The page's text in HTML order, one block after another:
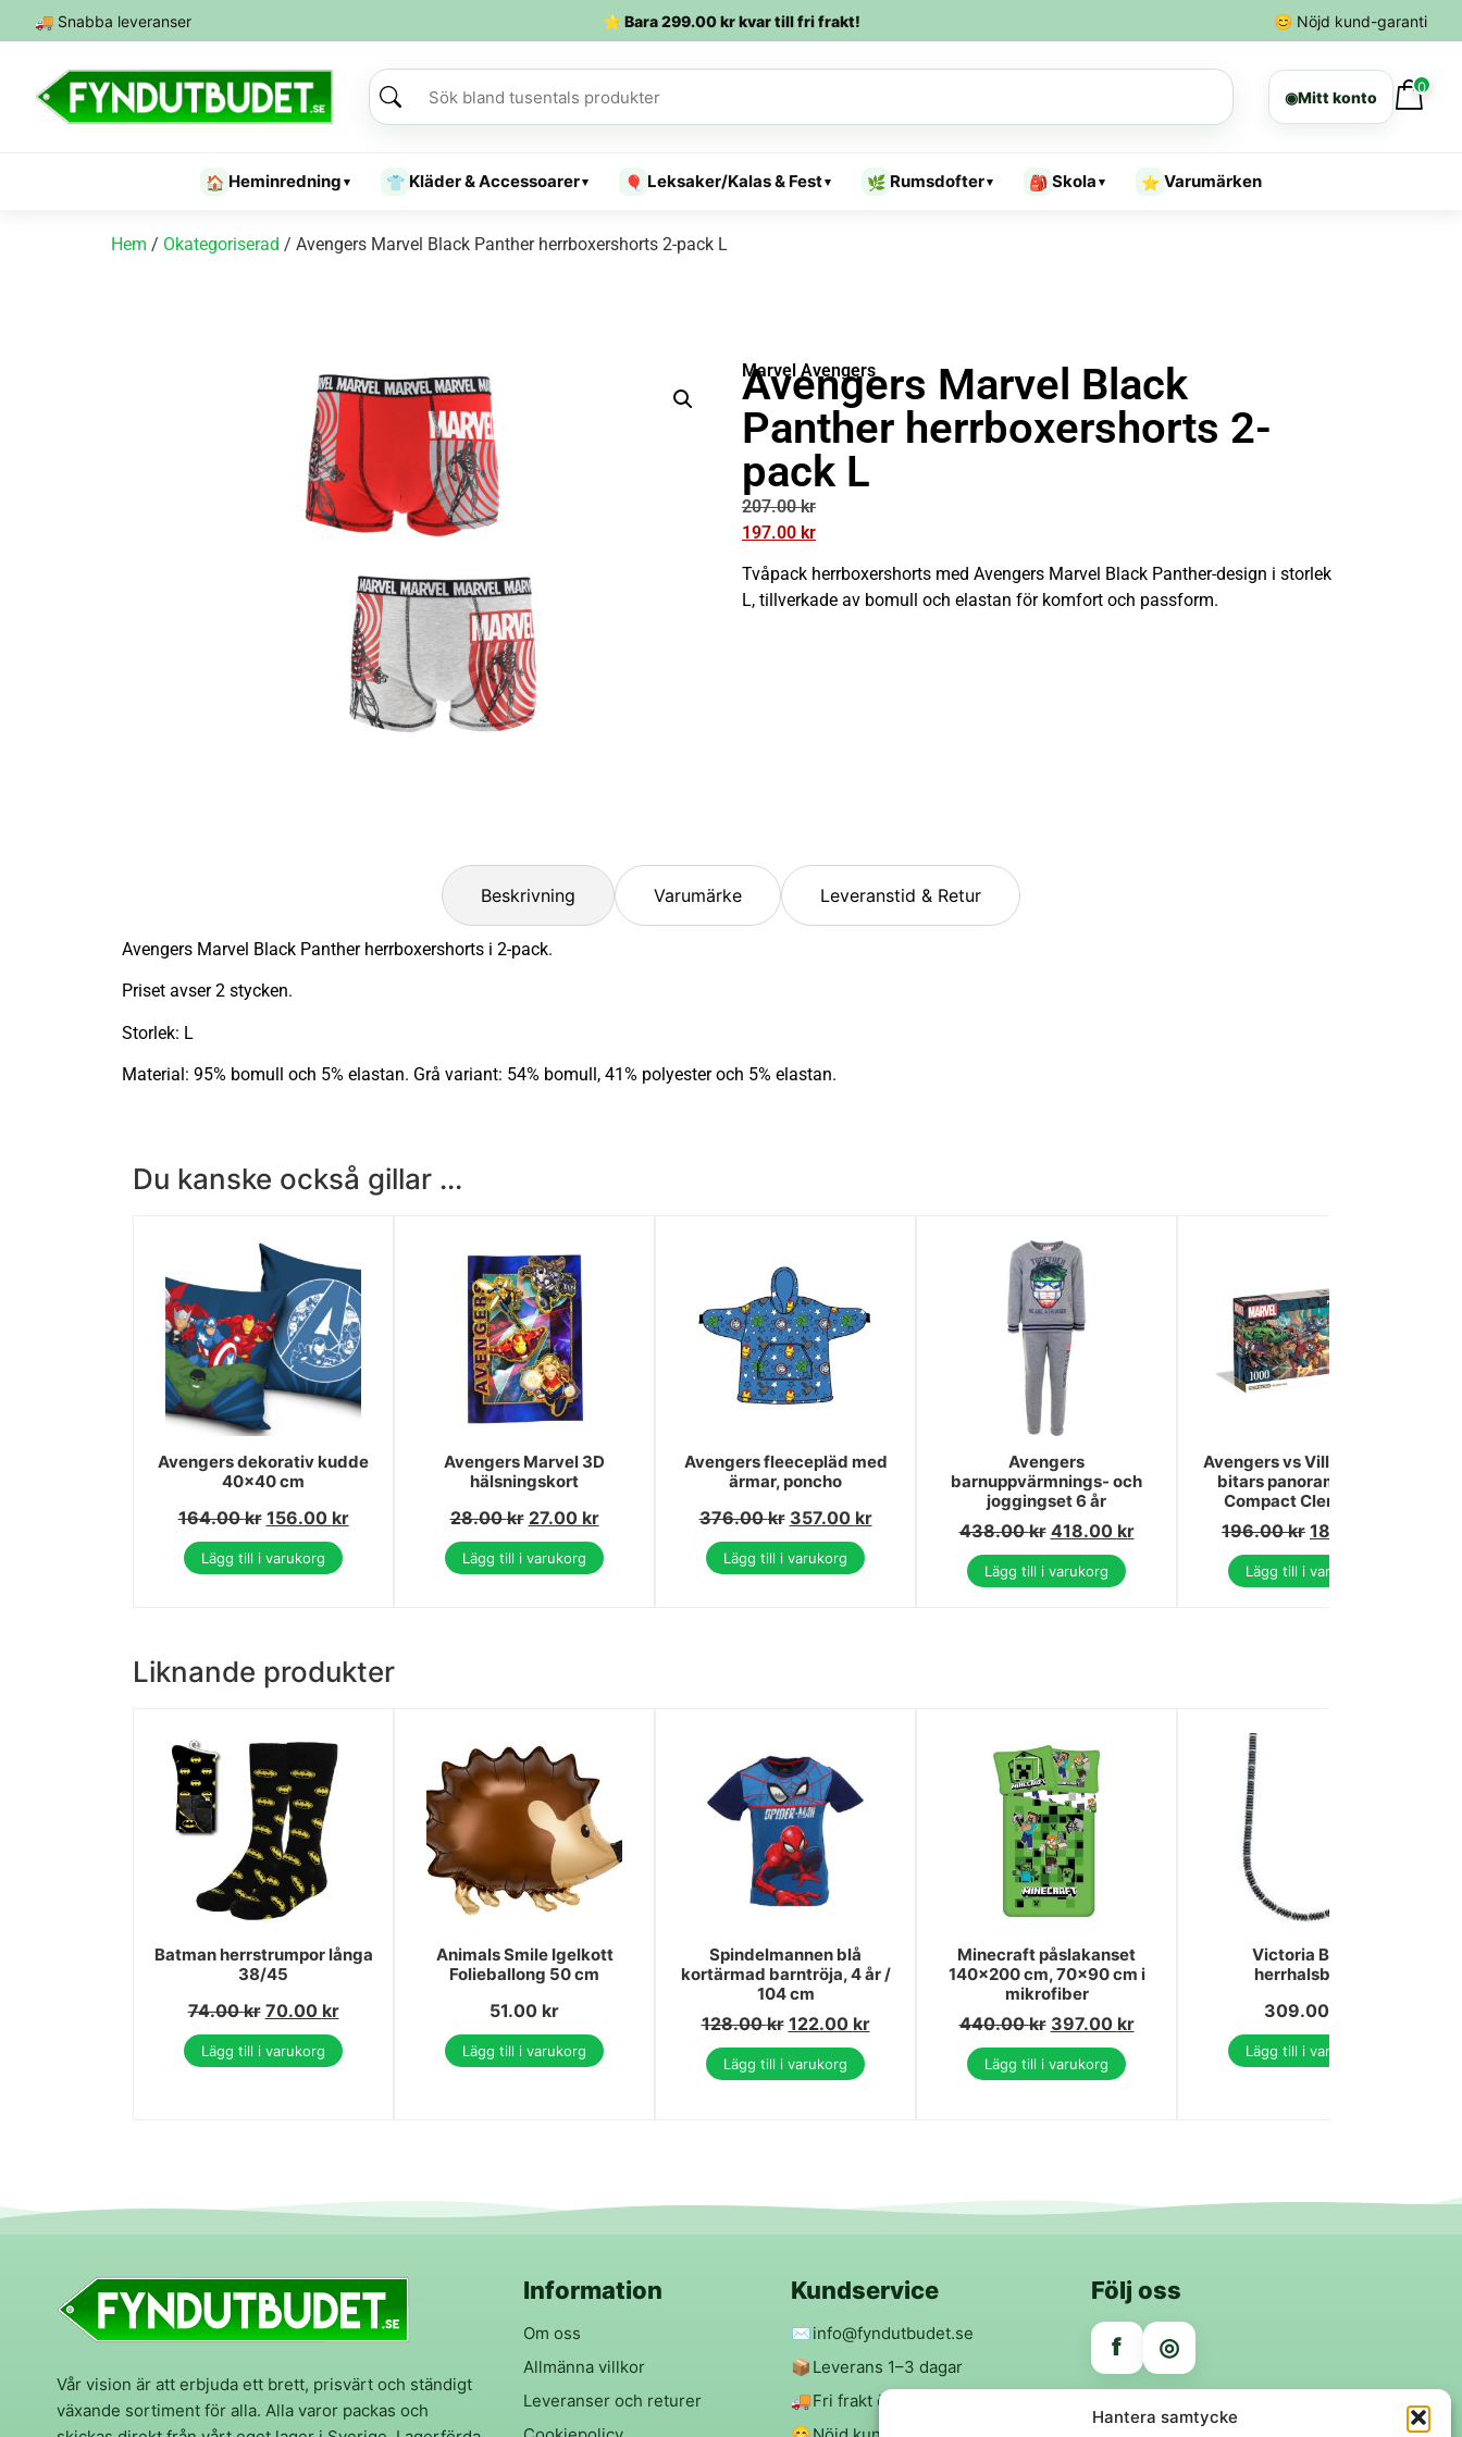
Hantera samtycke
🚚 Snabba leveranser ⭐ Bara299.00krkvar till fri frakt! 😊 Nöjd kund-garanti
◉Mitt konto
0
🏠 Heminredning ▾ 👕 Kläder & Accessoarer▾ 🎈 Leksaker/Kalas & Fest▾ 🌿 Rumsdofter▾ 🎒 Skola ▾ ⭐ Varumärken
Hem / Okategoriserad / Avengers Marvel Black Panther herrboxershorts 2-pack L
Marvel Avengers
Avengers Marvel Black
Panther herrboxershorts 2-
pack L
207.00kr
197.00 kr
Tvåpack herrboxershorts med Avengers Marvel Black Panther-design i storlek
L, tillverkade av bomull och elastan för komfort och passform.
Beskrivning Varumärke Leveranstid & Retur
Avengers Marvel Black Panther herrboxershorts i 2-pack.
Priset avser 2 stycken.
Storlek: L
Material: 95% bomull och 5% elastan. Grå variant: 54% bomull, 41% polyester och 5% elastan.
Du kanske också gillar ...
Avengers dekorativ kudde
40x40 cm
164.00kr 156.00 kr
Lägg till i varukorg
Avengers Marvel 3D
hälsningskort
28.00kr 27.00 kr
Lägg till i varukorg
Avengers fleecepläd med
ärmar, poncho
376.00kr 357.00 kr
Lägg till i varukorg
Avengers
barnuppvärmnings- och
joggingset 6 år
438.00kr 418.00 kr
Lägg till i varukorg
Avengers vs Villains 1000-
bitars panoramapussel
Compact Clementoni
196.00kr 186.00
Lägg till i varukorg
Liknande produkter
Batman herrstrumpor långa
38/45
74.00kr 70.00 kr
Lägg till i varukorg
Animals Smile Igelkott
Folieballong 50 cm
51.00 kr
Lägg till i varukorg
Spindelmannen blå
kortärmad barntröja, 4 år /
104 cm
128.00kr 122.00 kr
Lägg till i varukorg
Minecraft påslakanset
140×200 cm, 70×90 cm i
mikrofiber
440.00kr 397.00 kr
Lägg till i varukorg
Victoria Black
herrhalsband
309.00
Lägg till i varukorg
Vår vision är att erbjuda ett brett, prisvärt och ständigt
växande sortiment för alla. Alla varor packas och
Information
Om oss
Allmänna villkor
Leveranser och returer
Kundservice
✉️info@fyndutbudet.se
📦 Leverans 1–3 dagar
🚚Fri frakt över 299 kr
Följ oss
f ◎
Trygga betalningar